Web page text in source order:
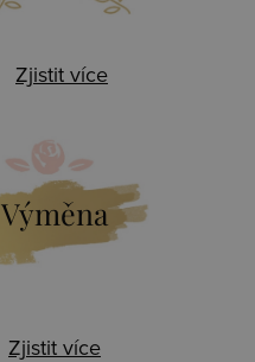
Zjistit více
Výměna
Zjistit více